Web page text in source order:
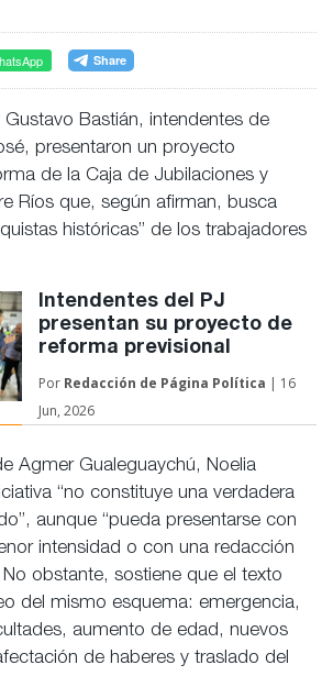
Bastián, intendentes de
presentaron un proyecto
de la Caja de Jubilaciones y
Ríos que, según afirman, busca
históricas” de los trabajadores
Intendentes del PJ
presentan su proyecto de
reforma previsional
Por Redacción de Página Política | 16
Jun, 2026
Agmer Gualeguaychú, Noelia
“no constituye una verdadera
aunque “pueda presentarse con
intensidad o con una redacción
obstante, sostiene que el texto
del mismo esquema: emergencia,
aumento de edad, nuevos
de haberes y traslado del